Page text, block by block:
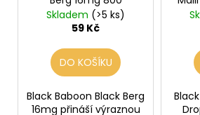
Skladem (>5 ks)
59 Kč
DO KOŠÍKU
Black Baboon Black Berg
16mg přináší výraznou